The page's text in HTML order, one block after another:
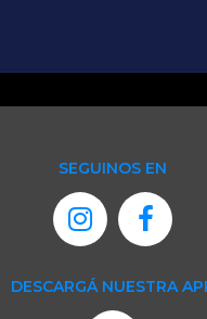
SEGUINOS EN
DESCARGÁ NUESTRA